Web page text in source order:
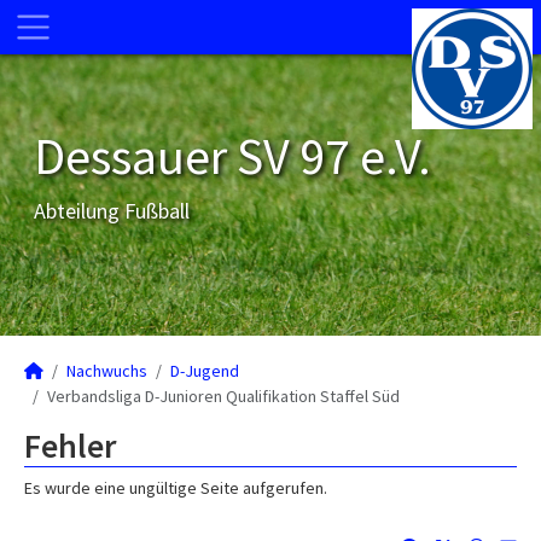
Dessauer SV 97 e.V.
Abteilung Fußball
Nachwuchs
D-Jugend
Verbandsliga D-Junioren Qualifikation Staffel Süd
Fehler
Es wurde eine ungültige Seite aufgerufen.